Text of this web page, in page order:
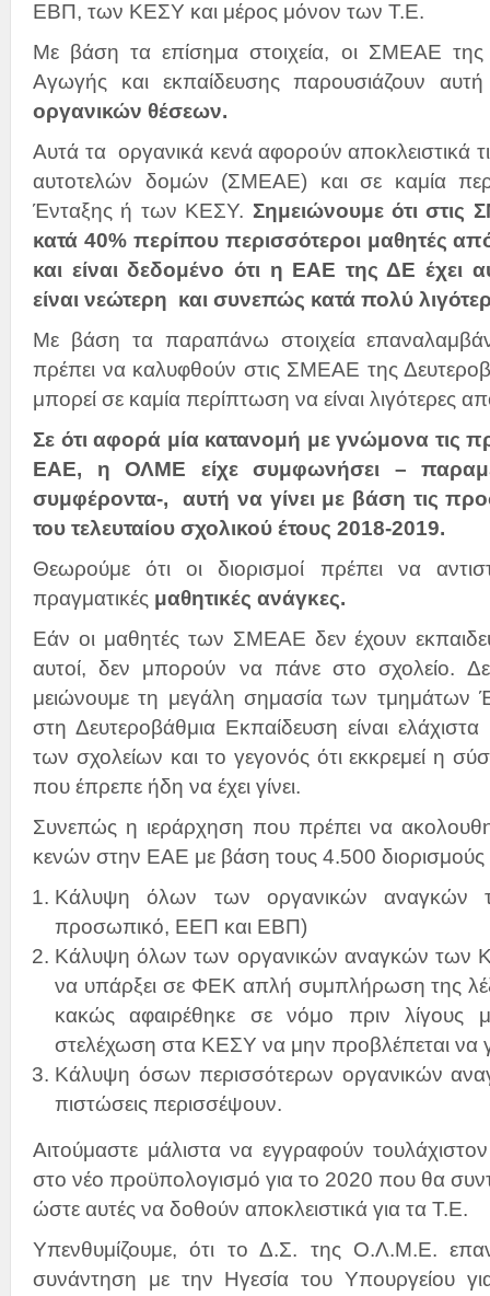
ΕΒΠ, των ΚΕΣΥ και μέρος μόνον των Τ.Ε.
Με βάση τα επίσημα στοιχεία, οι ΣΜΕΑΕ της
Αγωγής και εκπαίδευσης παρουσιάζουν
οργανικών θέσεων.
Αυτά τα οργανικά κενά αφορούν αποκλειστικά
αυτοτελών δομών (ΣΜΕΑΕ) και σε καμία
Ένταξης ή των ΚΕΣΥ. Σημειώνουμε ότι
κατά 40% περίπου περισσότεροι μαθητές
και είναι δεδομένο ότι η ΕΑΕ της ΔΕ έχει
είναι νεώτερη και συνεπώς κατά πολύ
Με βάση τα παραπάνω στοιχεία
πρέπει να καλυφθούν στις ΣΜΕΑΕ της
μπορεί σε καμία περίπτωση να είναι λιγότερες
Σε ότι αφορά μία κατανομή με γνώμονα τις
ΕΑΕ, η ΟΛΜΕ είχε συμφωνήσει –
συμφέροντα-, αυτή να γίνει με βάση τις
του τελευταίου σχολικού έτους 2018-2019.
Θεωρούμε ότι οι διορισμοί πρέπει να
πραγματικές μαθητικές ανάγκες.
Εάν οι μαθητές των ΣΜΕΑΕ δεν έχουν
αυτοί, δεν μπορούν να πάνε στο σχολείο.
μειώνουμε τη μεγάλη σημασία των τμημάτων
στη Δευτεροβάθμια Εκπαίδευση είναι
των σχολείων και το γεγονός ότι εκκρεμεί η
που έπρεπε ήδη να έχει γίνει.
Συνεπώς η ιεράρχηση που πρέπει να
κενών στην ΕΑΕ με βάση τους 4.500 διορισμούς
Κάλυψη όλων των οργανικών αναγκών
προσωπικό, ΕΕΠ και ΕΒΠ)
Κάλυψη όλων των οργανικών αναγκών των
να υπάρξει σε ΦΕΚ απλή συμπλήρωση της
κακώς αφαιρέθηκε σε νόμο πριν λίγους
στελέχωση στα ΚΕΣΥ να μην προβλέπεται να
Κάλυψη όσων περισσότερων οργανικών
πιστώσεις περισσέψουν.
Αιτούμαστε μάλιστα να εγγραφούν
στο νέο προϋπολογισμό για το 2020 που θα
ώστε αυτές να δοθούν αποκλειστικά για τα Τ.Ε.
Υπενθυμίζουμε, ότι το Δ.Σ. της Ο.Λ.Μ.Ε.
συνάντηση με την Ηγεσία του Υπουργείου